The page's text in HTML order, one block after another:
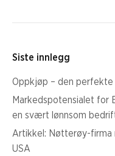
Siste innlegg
Oppkjøp – den
Markedspotensialet for
en svært lønnsom
Artikkel: Nøtterøy-firma
USA